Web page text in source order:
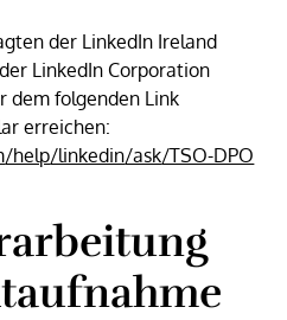
der LinkedIn Ireland
LinkedIn Corporation
dem folgenden Link
erreichen:
/help/linkedin/ask/TSO-DPO